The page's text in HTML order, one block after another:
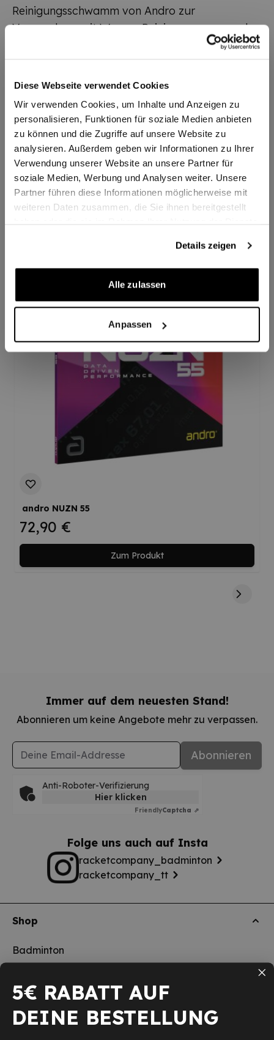
Diese Webseite verwendet Cookies
Wir verwenden Cookies, um Inhalte und Anzeigen zu
personalisieren, Funktionen für soziale Medien anbieten
zu können und die Zugriffe auf unsere Website zu
analysieren. Außerdem geben wir Informationen zu Ihrer
Verwendung unserer Website an unsere Partner für
soziale Medien, Werbung und Analysen weiter. Unsere
Partner führen diese Informationen möglicherweise mit
weiteren Daten zusammen, die Sie ihnen bereitgestellt
Details zeigen
Alle zulassen
Anpassen
Reinigungsschwamm von Andro zur
Verwendung mit Wasser, Reinigungssprays oder
Zusatzinformationen
Artikelnummer
8102405
Lieferzeit
2-3 Tage
Mehr von Andro:
andro NUZN 55
72,90 €
Zum Produkt
Immer auf dem neuesten Stand!
Abonnieren um keine Angebote mehr zu verpassen.
E-Mail-Adresse Abonnieren
Anti-Roboter-Verifizierung
Hier klicken
FriendlyCaptcha ⇗
Folge uns auch auf Insta
racketcompany_badminton
racketcompany_tt
Shop
Badminton
Squash
Pickleball
5€ RABATT AUF
DEINE BESTELLUNG